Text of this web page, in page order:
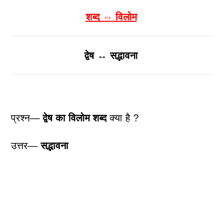
शब्द ⇔ विलोम
द्वेष ↔ सद्भावना
प्रश्न—द्वेषका विलोम शब्दक्या है ?
उत्तर—सद्भावना